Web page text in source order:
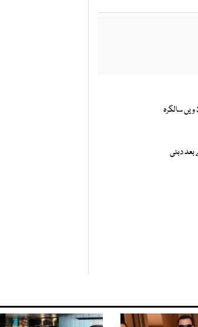
بھارتی ٹیم کے سابق کپتان آئی پی ایل میں شرکت کے بعد دبئی میں فیملی کے ہمراہ وقت گزار رہے ہیں اور انہوں نے اپنی اہلیہ ساکشی کی 32 ویں سالگرہ
دبئی